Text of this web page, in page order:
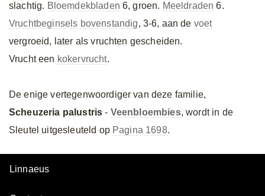
slachtig. Bloemdekbladen 6, groen. Meeldraden 6.
Vruchtbeginsels bovenstandig, 3-6, aan de voet
vergroeid, later als vruchten gescheiden.
Vrucht een kokervrucht.
De enige vertegenwoordiger van deze familie,
Scheuzeria palustris - Veenbloembies, wordt in de
Sleutel uitgesleuteld op Pagina 1698.
Linnaeus